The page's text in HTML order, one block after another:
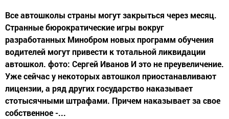
Все автошколы страны могут закрыться через месяц.
Странные бюрократические игры вокруг
разработанных Минобром новых программ обучения
водителей могут привести к тотальной ликвидации
автошкол. фото: Сергей Иванов И это не преувеличение.
Уже сейчас у некоторых автошкол приостанавливают
лицензии, а ряд других государство наказывает
стотысячными штрафами. Причем наказывает за свое
собственное -...